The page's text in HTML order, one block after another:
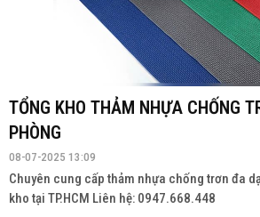
TỔNG KHO THẢM NHỰA CHỐNG
PHÒNG
08-07-2025 13:09
Chuyên cung cấp thảm nhựa chống trơn đa
kho tại TP.HCM Liên hệ: 0947.668.448